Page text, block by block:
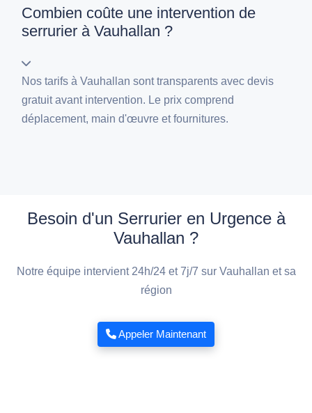
Combien coûte une intervention de
serrurier à Vauhallan ?
Nos tarifs à Vauhallan sont transparents avec devis
gratuit avant intervention. Le prix comprend
déplacement, main d'œuvre et fournitures.
Besoin d'un Serrurier en Urgence à
Vauhallan ?
Notre équipe intervient 24h/24 et 7j/7 sur Vauhallan et sa
région
Appeler Maintenant